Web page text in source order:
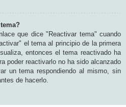
que dice "Reactivar tema" cuando
el tema al principio de la primera
entonces el tema reactivado ha
poder reactivarlo no ha sido alcanzado
un tema respondiendo al mismo, sin
de hacerlo.